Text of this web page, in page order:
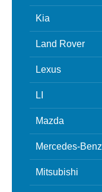
Kia
Land Rover
Lexus
LI
Mazda
Mercedes-Benz
Mitsubishi